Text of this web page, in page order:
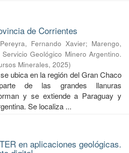
de Corrientes
Pereyra, Fernando Xavier; Marengo,
Servicio Geológico Minero Argentino.
Minerales, 2025)
ubica en la región del Gran Chaco
de las grandes llanuras
y se extiende a Paraguay y
Se localiza ...
en aplicaciones geológicas.